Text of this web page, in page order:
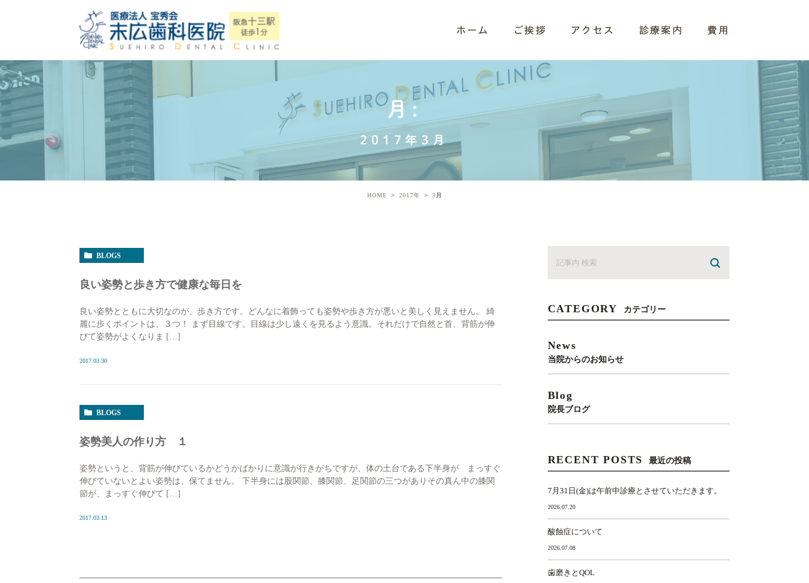
ホーム ご挨拶 アクセス 診療案内 費用
月:
2017年3月
HOME 2017年 3 月
BLOGS
良い姿勢と歩き方で健康な毎日を
良い姿勢とともに大切なのが、歩き方です。どんなに着飾っても姿勢や歩き方が悪いと美しく見えません。 綺
麗に歩くポイントは、３つ！ まず目線です。目線は少し遠くを見るよう意識。それだけで自然と首、背筋が伸
びて姿勢がよくなりま […]
2017.03.30
BLOGS
姿勢美人の作り方 １
姿勢というと、背筋が伸びているかどうかばかりに意識が行きがちですが、体の土台である下半身が まっすぐ
伸びていないとよい姿勢は、保てません。 下半身には股関節、膝関節、足関節の三つがありその真ん中の膝関
節が、まっすぐ伸びて […]
2017.03.13
CATEGORY カテゴリー
News
当院からのお知らせ
Blog
院長ブログ
RECENT POSTS 最近の投稿
7月31日(金)は午前中診療とさせていただきます。
2026.07.20
酸蝕症について
2026.07.08
歯磨きとQOL